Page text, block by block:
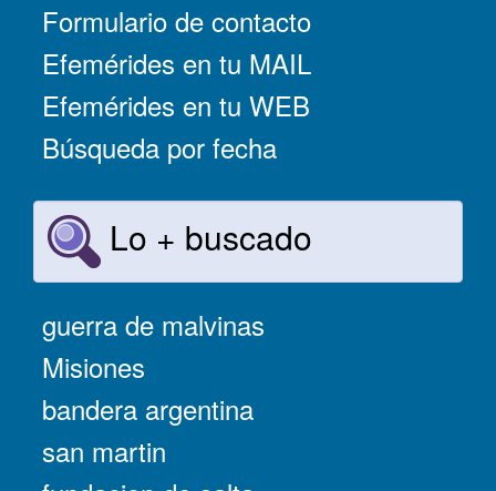
Formulario de contacto
Efemérides en tu MAIL
Efemérides en tu WEB
Búsqueda por fecha
Lo + buscado
guerra de malvinas
Misiones
bandera argentina
san martin